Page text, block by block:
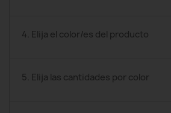
4. Elija el color/es del producto
5. Elija las cantidades por color